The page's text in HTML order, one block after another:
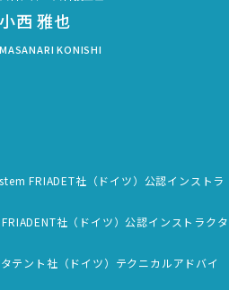
小西 雅也
MASANARI KONISHI
FRIADET社（ドイツ）公認インストラ
社（ドイツ）公認インストラクタ
テント社（ドイツ）テクニカルアドバイ